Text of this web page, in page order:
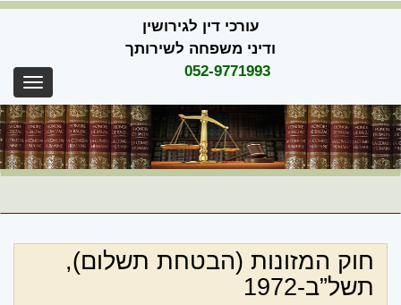
Skip
עורכי דין לגירושין
ודיני משפחה לשירותך
052-9771993
חוק המזונות (הבטחת תשלום),
תשל”ב-1972